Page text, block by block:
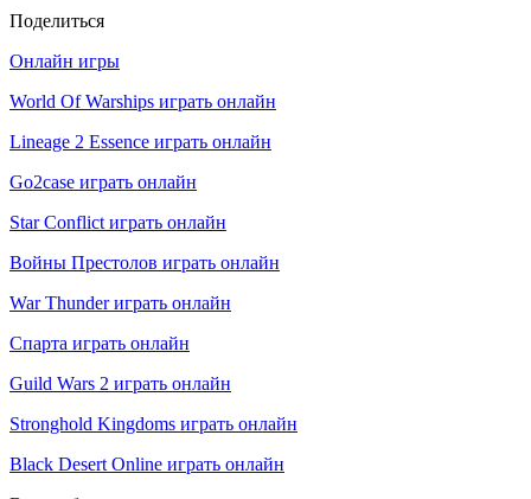
Поделиться
Онлайн игры
World Of Warships играть онлайн
Lineage 2 Essence играть онлайн
Go2case играть онлайн
Star Conflict играть онлайн
Войны Престолов играть онлайн
War Thunder играть онлайн
Спарта играть онлайн
Guild Wars 2 играть онлайн
Stronghold Kingdoms играть онлайн
Black Desert Online играть онлайн